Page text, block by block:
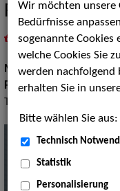
Felice & Band
inMeine Merkliste
Musik:Pop, Rock &
Pop Rock Tanzmusik:
Top 40
Wir möchten unsere
Bedürfnisse
sogenannte Cookies
welche Cookies Sie
werden nachfolgend
erhalten Sie in
Bitte wählen Sie aus:
Technisch
Statistik
Personalisierung